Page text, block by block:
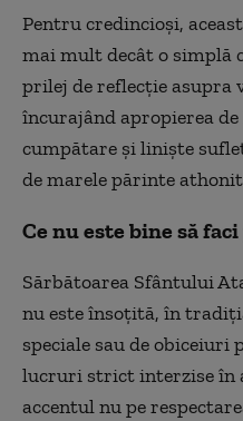
Pentru credincioși,
mai mult decât o simplă
prilej de reflecție asupra
încurajând apropierea
cumpătare și liniște
de marele părinte
Ce nu este bine să
Sărbătoarea Sfântului
nu este însoțită, în
speciale sau de obiceiuri
lucruri strict interzise în
accentul nu pe